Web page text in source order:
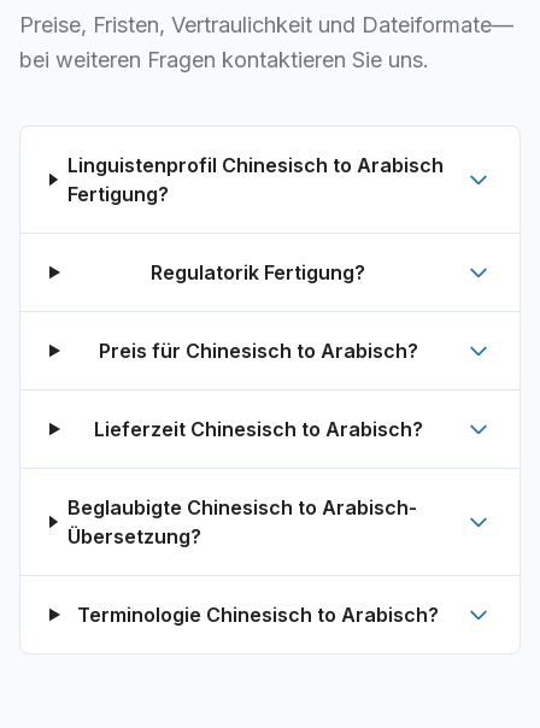
Preise, Fristen, Vertraulichkeit und Dateiformate—
bei weiteren Fragen kontaktieren Sie uns.
Linguistenprofil Chinesisch to Arabisch
Fertigung?
Regulatorik Fertigung?
Preis für Chinesisch to Arabisch?
Lieferzeit Chinesisch to Arabisch?
Beglaubigte Chinesisch to Arabisch-
Übersetzung?
Terminologie Chinesisch to Arabisch?